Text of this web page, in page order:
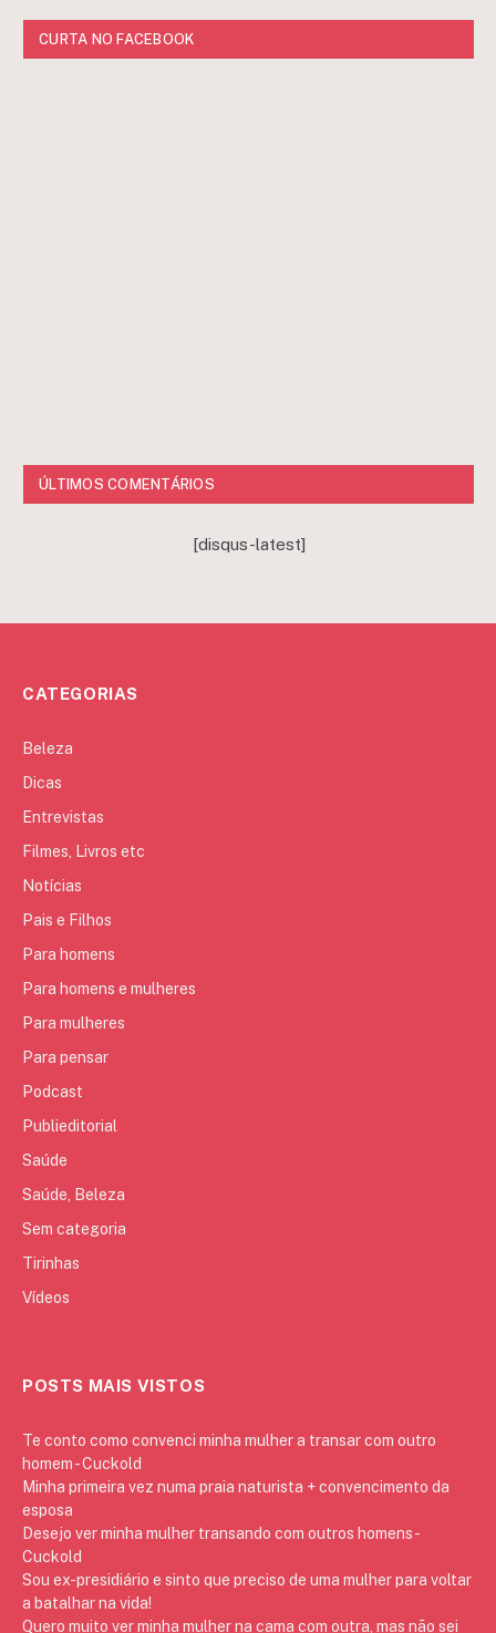
CURTA NO FACEBOOK
ÚLTIMOS COMENTÁRIOS
[disqus-latest]
CATEGORIAS
Beleza
Dicas
Entrevistas
Filmes, Livros etc
Notícias
Pais e Filhos
Para homens
Para homens e mulheres
Para mulheres
Para pensar
Podcast
Publieditorial
Saúde
Saúde, Beleza
Sem categoria
Tirinhas
Vídeos
POSTS MAIS VISTOS
Te conto como convenci minha mulher a transar com outro
homem - Cuckold
Minha primeira vez numa praia naturista + convencimento da
esposa
Desejo ver minha mulher transando com outros homens -
Cuckold
Sou ex-presidiário e sinto que preciso de uma mulher para voltar
a batalhar na vida!
Quero muito ver minha mulher na cama com outra, mas não sei